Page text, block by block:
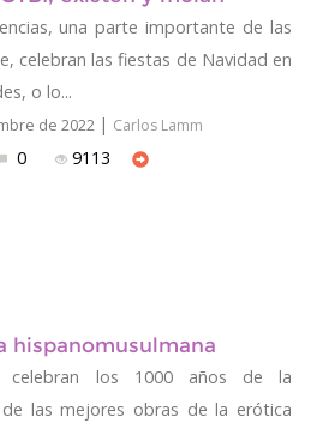
una parte importante de las
celebran las fiestas de Navidad en
o lo...
de 2022 | Carlos Lamm
0 9113
hispanomusulmana
los 1000 años de la
las mejores obras de la erótica